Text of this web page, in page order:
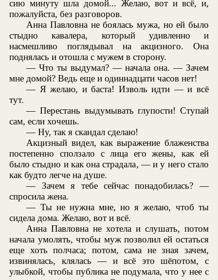
сию минуту шла домой... Желаю, вот и всё, и,
пожалуйста, без разговоров.
Анна Павловна не боялась мужа, но ей было
стыдно кавалера, который удивленно и
насмешливо поглядывал на акцизного. Она
поднялась и отошла с мужем в сторону.
— Что ты выдумал? — начала она. — Зачем
мне домой? Ведь еще и одиннадцати часов нет!
— Я желаю, и баста! Изволь идти — и всё
тут.
— Перестань выдумывать глупости! Ступай
сам, если хочешь.
— Ну, так я скандал сделаю!
Акцизный видел, как выражение блаженства
постепенно сползало с лица его жены, как ей
было стыдно и как она страдала, — и у него стало
как будто легче на душе.
— Зачем я тебе сейчас понадобилась? —
спросила жена.
— Ты не нужна мне, но я желаю, чтоб ты
сидела дома. Желаю, вот и всё.
Анна Павловна не хотела и слушать, потом
начала умолять, чтобы муж позволил ей остаться
еще хоть полчаса; потом, сама не зная зачем,
извинялась, клялась — и всё это шёпотом, с
улыбкой, чтобы публика не подумала, что у нее с